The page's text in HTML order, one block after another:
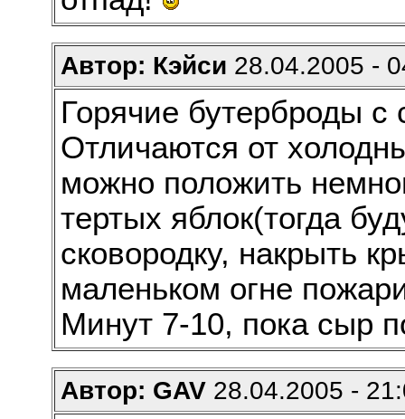
Автор: Кэйси 28.04.2005 -
Горячие бутерброды с
Отличаются от
можно положить
тертых яблок(тогда
сковородку, накрыть
маленьком огне
Минут 7-10, пока сыр
Автор: GAV28.04.2005 -